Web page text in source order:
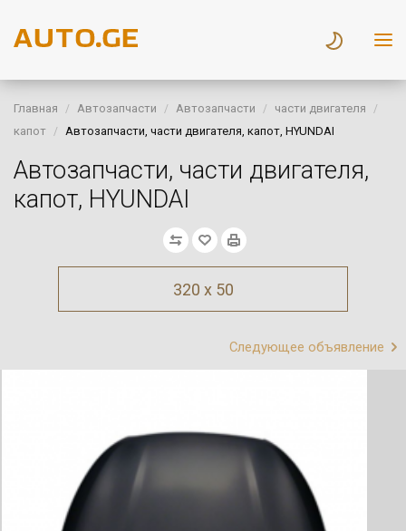
Главная Автозапчасти Автозапчасти
части двигателя
капот
Автозапчасти, части двигателя, капот, HYUNDAI
Автозапчасти, части двигателя,
капот, HYUNDAI
320 x 50
Следующее объявление